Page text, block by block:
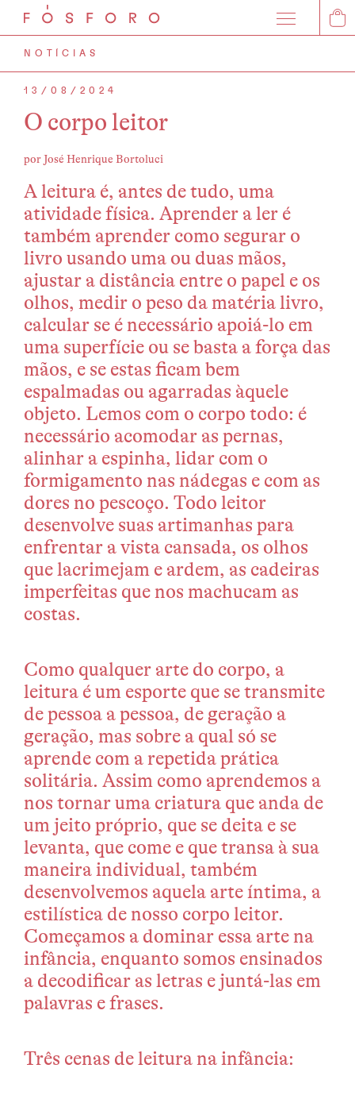
NOTÍCIAS
13/08/2024
O corpo leitor
por José Henrique Bortoluci
A leitura é, antes de tudo, uma
atividade física. Aprender a ler é
também aprender como segurar o
livro usando uma ou duas mãos,
ajustar a distância entre o papel e os
olhos, medir o peso da matéria livro,
calcular se é necessário apoiá-lo em
uma superfície ou se basta a força das
mãos, e se estas ficam bem
espalmadas ou agarradas àquele
objeto. Lemos com o corpo todo: é
necessário acomodar as pernas,
alinhar a espinha, lidar com o
formigamento nas nádegas e com as
dores no pescoço. Todo leitor
desenvolve suas artimanhas para
enfrentar a vista cansada, os olhos
que lacrimejam e ardem, as cadeiras
imperfeitas que nos machucam as
costas.
Como qualquer arte do corpo, a
leitura é um esporte que se transmite
de pessoa a pessoa, de geração a
geração, mas sobre a qual só se
aprende com a repetida prática
solitária. Assim como aprendemos a
nos tornar uma criatura que anda de
um jeito próprio, que se deita e se
levanta, que come e que transa à sua
maneira individual, também
desenvolvemos aquela arte íntima, a
estilística de nosso corpo leitor.
Começamos a dominar essa arte na
infância, enquanto somos ensinados
a decodificar as letras e juntá-las em
palavras e frases.
Três cenas de leitura na infância: